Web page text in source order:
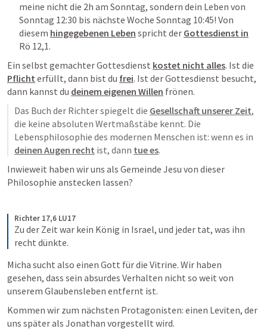
meine nicht die 2h am Sonntag, sondern dein Leben von
Sonntag 12:30 bis nächste Woche Sonntag 10:45! Von
diesem hingegebenen Leben spricht der Gottesdienst in
Rö 12,1.
Ein selbst gemachter Gottesdienst kostet nicht alles
Pflicht erfüllt, dann bist du frei. Ist der Gottesdienst besucht,
dann kannst du deinem eigenen Willen frönen.
Das Buch der Richter spiegelt die Gesellschaft unserer Zeit,
die keine absoluten Wertmaßstäbe kennt. Die
deinen Augen recht ist, dann tue es.
Inwieweit haben wir uns als Gemeinde Jesu von dieser
Philosophie anstecken lassen?
Richter 17,6 LU17
Zu der Zeit war kein König in Israel, und jeder tat, was ihn
recht dünkte.
Micha sucht also einen Gott für die Vitrine. Wir haben
gesehen, dass sein absurdes Verhalten nicht so weit von
unserem Glaubensleben entfernt ist.
Kommen wir zum nächsten Protagonisten: einen Leviten, der
uns später als Jonathan vorgestellt wird.